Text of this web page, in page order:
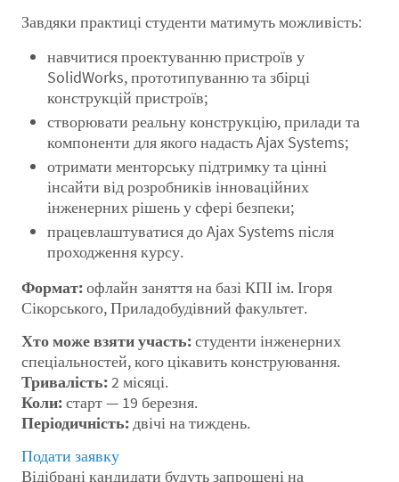
Завдяки практиці студенти матимуть можливість:
навчитися проектуванню пристроїв у
SolidWorks, прототипуванню та збірці
конструкцій пристроїв;
створювати реальну конструкцію, прилади та
компоненти для якого надасть Ajax Systems;
отримати менторську підтримку та цінні
інсайти від розробників інноваційних
інженерних рішень у сфері безпеки;
працевлаштуватися до Ajax Systems після
проходження курсу.
Формат:офлайн заняття на базі КПІ ім. Ігоря
Сікорського, Приладобудівний факультет.
Хто може взяти участь:студенти інженерних
спеціальностей, кого цікавить конструювання.
Тривалість:2 місяці.
Коли:старт — 19 березня.
Періодичність:двічі на тиждень.
Подати заявку
Відібрані кандидати будуть запрошені на